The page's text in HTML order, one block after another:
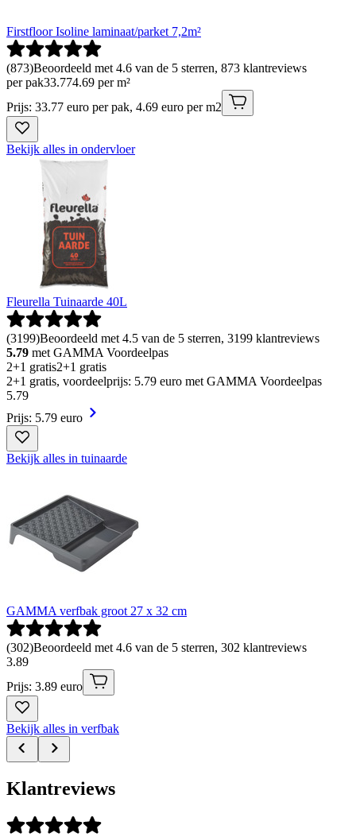
Firstfloor Isoline laminaat/parket 7,2m²
(873)Beoordeeld met 4.6 van de 5 sterren, 873 klantreviews
per pak33.774.69 per m²
Prijs: 33.77 euro per pak, 4.69 euro per m2
Bekijk alles in ondervloer
Fleurella Tuinaarde 40L
(3199)Beoordeeld met 4.5 van de 5 sterren, 3199 klantreviews
5.79 met GAMMA Voordeelpas
2+1 gratis2+1 gratis
2+1 gratis, voordeelprijs: 5.79 euro met GAMMA Voordeelpas
5.79
Prijs: 5.79 euro
Bekijk alles in tuinaarde
GAMMA verfbak groot 27 x 32 cm
(302)Beoordeeld met 4.6 van de 5 sterren, 302 klantreviews
3.89
Prijs: 3.89 euro
Bekijk alles in verfbak
Klantreviews